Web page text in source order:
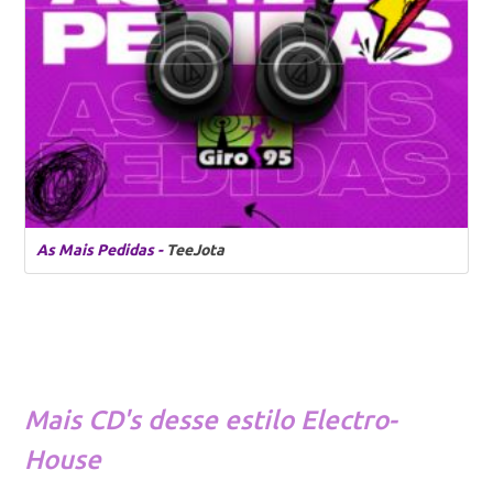
As Mais Pedidas - TeeJota
Mais CD's desse estilo Electro-
House